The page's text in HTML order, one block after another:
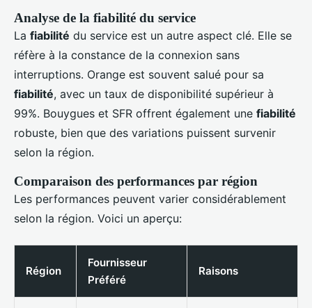
Analyse de la fiabilité du service
La fiabilité du service est un autre aspect clé. Elle se
réfère à la constance de la connexion sans
interruptions. Orange est souvent salué pour sa
fiabilité, avec un taux de disponibilité supérieur à
99%. Bouygues et SFR offrent également une fiabilité
robuste, bien que des variations puissent survenir
selon la région.
Comparaison des performances par région
Les performances peuvent varier considérablement
selon la région. Voici un aperçu:
Région
Fournisseur
Préféré
Raisons